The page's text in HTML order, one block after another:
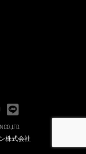
CO.,LTD.
株式会社